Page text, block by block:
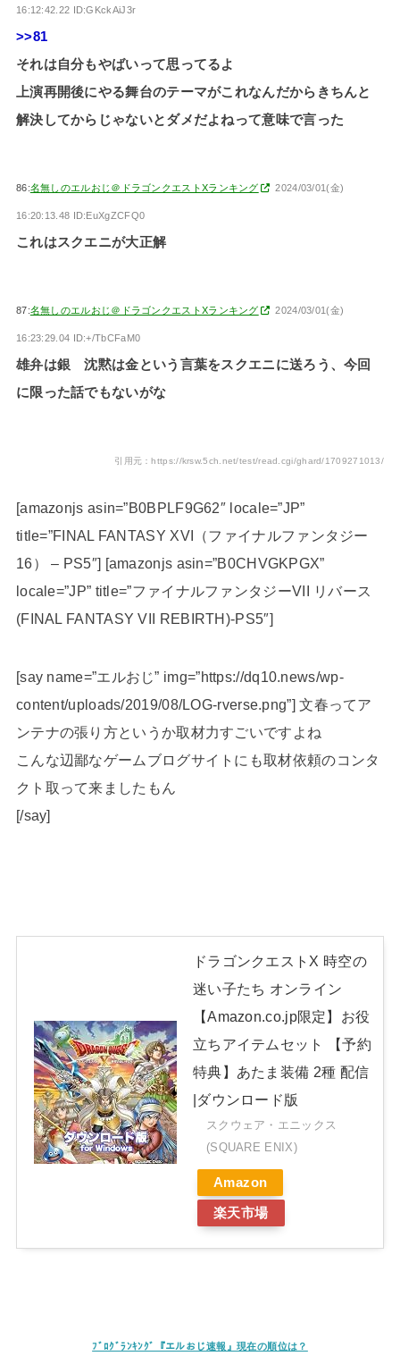
16:12:42.22 ID:GKckAiJ3r
>>81
それは自分もやばいって思ってるよ
上演再開後にやる舞台のテーマがこれなんだからきちんと
解決してからじゃないとダメだよねって意味で言った
86:名無しのエルおじ＠ドラゴンクエストXランキング 2024/03/01(金)
16:20:13.48 ID:EuXgZCFQ0
これはスクエニが大正解
87:名無しのエルおじ＠ドラゴンクエストXランキング 2024/03/01(金)
16:23:29.04 ID:+/TbCFaM0
雄弁は銀 沈黙は金という言葉をスクエニに送ろう、今回
に限った話でもないがな
引用元：https://krsw.5ch.net/test/read.cgi/ghard/1709271013/
[amazonjs asin=”B0BPLF9G62″ locale=”JP”
title=”FINAL FANTASY XVI（ファイナルファンタジー
16） – PS5″] [amazonjs asin=”B0CHVGKPGX”
locale=”JP” title=”ファイナルファンタジーVII リバース
(FINAL FANTASY VII REBIRTH)-PS5″]
[say name=”エルおじ” img=”https://dq10.news/wp-
content/uploads/2019/08/LOG-rverse.png”] 文春ってア
ンテナの張り方というか取材力すごいですよね
こんな辺鄙なゲームブログサイトにも取材依頼のコンタ
クト取って来ましたもん
[/say]
ドラゴンクエストX 時空の
迷い子たち オンライン
【Amazon.co.jp限定】お役
立ちアイテムセット 【予約
特典】あたま装備 2種 配信
|ダウンロード版
スクウェア・エニックス
(SQUARE ENIX)
Amazon
楽天市場
ﾌﾞﾛｸﾞﾗﾝｷﾝｸﾞ『エルおじ速報』現在の順位は？